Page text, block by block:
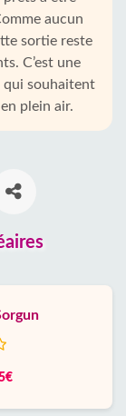
aucun
sortie reste
C’est une
souhaitent
plein air.